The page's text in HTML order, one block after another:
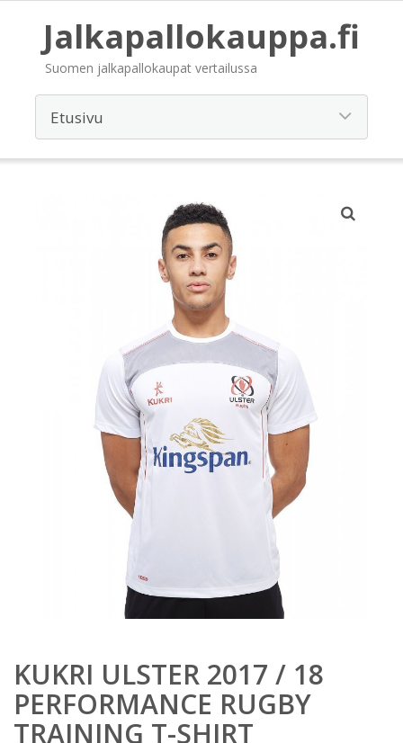
Jalkapallokauppa.fi
Suomen jalkapallokaupat vertailussa
KUKRI ULSTER 2017 / 18
PERFORMANCE RUGBY
TRAINING T-SHIRT